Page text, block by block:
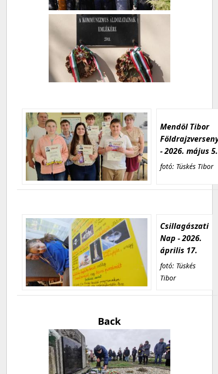
Mendöl Tibor
- 2026. május 5.
fotó: Tüskés Tibor
Csillagászati
Nap - 2026.
április 17.
fotó: Tüskés
Tibor
Back